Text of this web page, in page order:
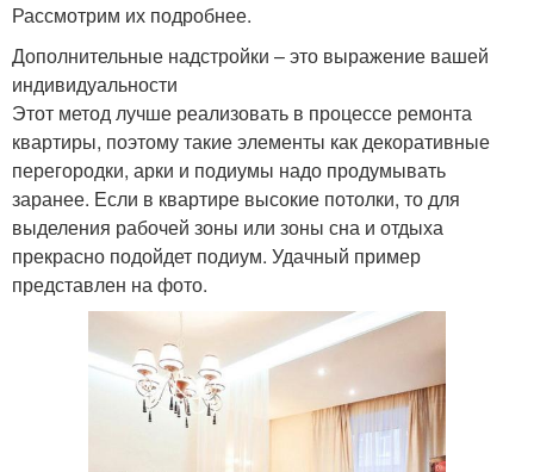
Рассмотрим их подробнее.
Дополнительные надстройки – это выражение вашей
индивидуальности
Этот метод лучше реализовать в процессе ремонта
квартиры, поэтому такие элементы как декоративные
перегородки, арки и подиумы надо продумывать
заранее. Если в квартире высокие потолки, то для
выделения рабочей зоны или зоны сна и отдыха
прекрасно подойдет подиум. Удачный пример
представлен на фото.